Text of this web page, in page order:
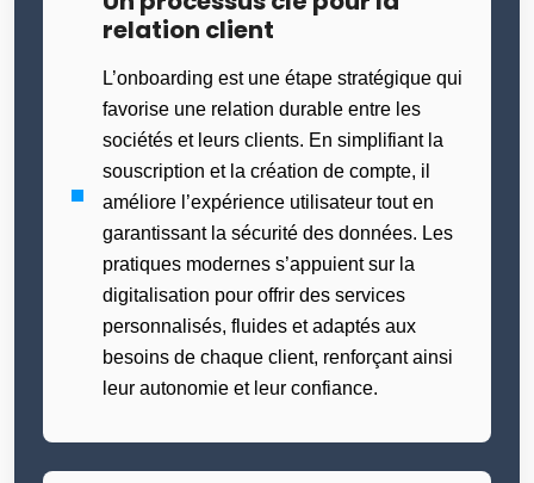
relation client
L’onboarding est une étape stratégique qui
favorise une relation durable entre les
sociétés et leurs clients. En simplifiant la
souscription et la création de compte, il
améliore l’expérience utilisateur tout en
garantissant la sécurité des données. Les
pratiques modernes s’appuient sur la
digitalisation pour offrir des services
personnalisés, fluides et adaptés aux
besoins de chaque client, renforçant ainsi
leur autonomie et leur confiance.